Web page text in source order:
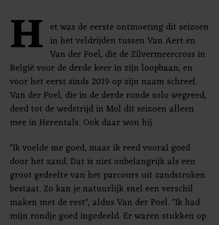
H et was de eerste ontmoeting dit seizoen
in het veldrijden tussen Van Aert en
Van der Poel, die de Zilvermeercross in
België voor de derde keer in zijn loopbaan, en
voor het eerst sinds 2019 op zijn naam schreef.
Van der Poel, die in de derde ronde solo wegreed,
deed tot de wedstrijd in Mol dit seizoen alleen
mee in Herentals. Ook daar won hij.
"Ik voelde me goed, maar ik reed vooral goed
door het zand. Dat is niet onbelangrijk als een
groot gedeelte van het parcours uit zandstroken
bestaat. Zo kan je natuurlijk snel een verschil
maken met de rest", aldus Van der Poel. "Ik had
mijn rondje goed ingedeeld. Er waren stukken op